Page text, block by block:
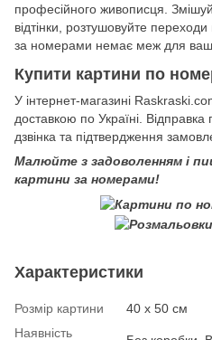
професійного живописця.
відтінки, розтушовуйте
за номерами немає меж для
Купити картини по
У інтернет-магазині
доставкою по Україні. Відправка
дзвінка та підтвердження
Малюйте з задоволенням і
картини за номерами!
Характеристики
Розмір картини
40 х 50 см
Наявність